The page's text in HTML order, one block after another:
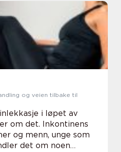
i løpet av
om det. Inkontinens
og menn, unge som
det om noen